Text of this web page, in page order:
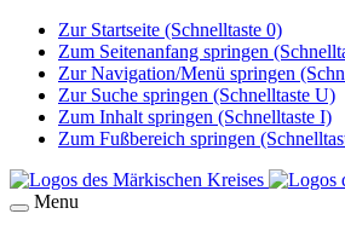
Zur Startseite (Schnelltaste 0)
Zum Seitenanfang springen
Zur Navigation/Menü springen
Zur Suche springen (Schnelltaste U)
Zum Inhalt springen (Schnelltaste I)
Zum Fußbereich springen
Menu